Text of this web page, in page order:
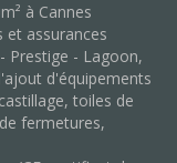
à Cannes
et assurances
Prestige - Lagoon,
d'équipements
toiles de
fermetures,